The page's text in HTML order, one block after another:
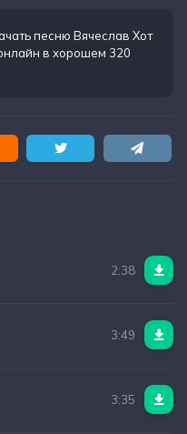
песню Вячеслав Хот
в хорошем 320
2:38
3:49
3:35